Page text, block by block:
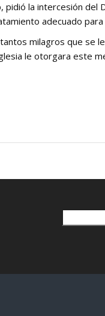
la intercesión del
adecuado para
milagros que se
le otorgara este
a